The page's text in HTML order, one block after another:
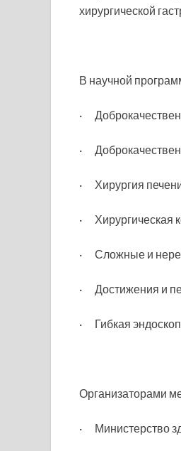
хирургической
В научной
·
·
· Хирургия
· Хирургическая
· Сложные и
· Достижения и
· Гибкая
Организаторами
· Министерство